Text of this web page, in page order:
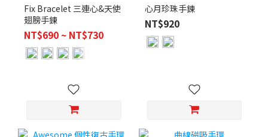
Fix Bracelet 三連心&天使
翅膀手鍊
NT$690 ~ NT$730
心月珍珠手鍊
NT$920